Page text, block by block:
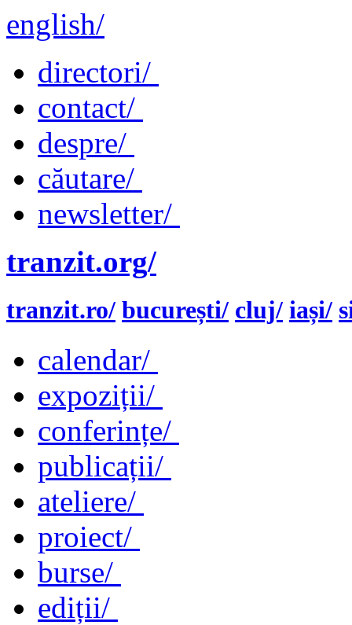
english/
directori/
contact/
despre/
căutare/
newsletter/
tranzit.org/
tranzit.ro/ bucurești/ cluj/ iași/
calendar/
expoziții/
conferințe/
publicații/
ateliere/
proiect/
burse/
ediții/